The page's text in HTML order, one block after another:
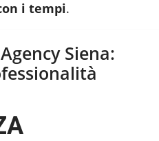
i tempi.
Siena: